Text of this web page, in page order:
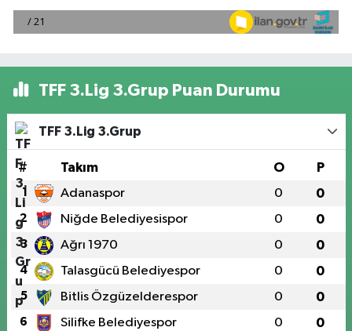
TFF 3.Lig 3.Grup Puan Durumu
TFF 3.Lig 3.Grup
# Takım O P
1 Adanaspor 0 0
2 Niğde Belediyesispor 0 0
3 Ağrı 1970 0 0
4 Talasgücü Belediyespor 0 0
5 Bitlis Özgüzelderespor 0 0
6 Silifke Belediyespor 0 0